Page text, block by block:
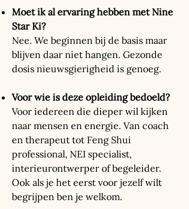
Moet ik al ervaring hebben met Nine
Star Ki?
Nee. We beginnen bij de basis maar
blijven daar niet hangen. Gezonde
dosis nieuwsgierigheid is genoeg.
Voor wie is deze opleiding bedoeld?
Voor iedereen die dieper wil kijken
naar mensen en energie. Van coach
en therapeut tot Feng Shui
professional, NEI specialist,
interieurontwerper of begeleider.
Ook als je het eerst voor jezelf wilt
begrijpen ben je welkom.